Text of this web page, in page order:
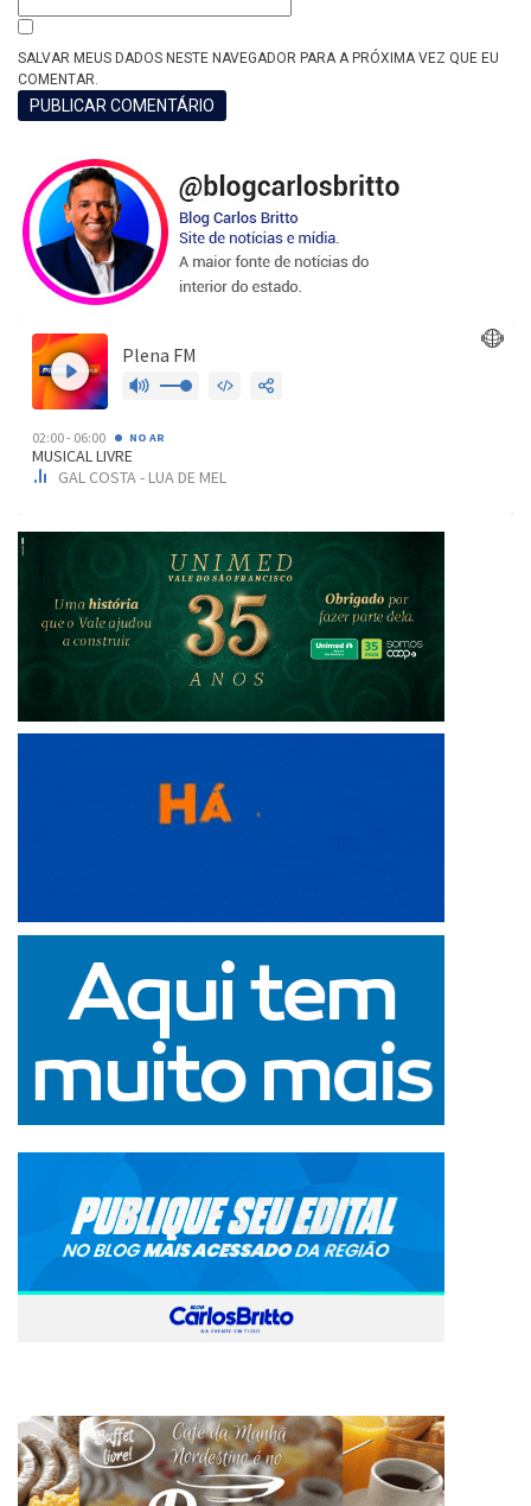
SALVAR MEUS DADOS NESTE NAVEGADOR PARA A PRÓXIMA VEZ QUE EU
COMENTAR.